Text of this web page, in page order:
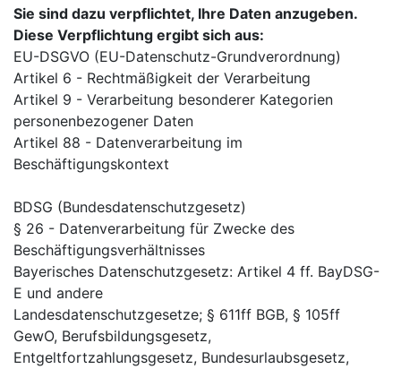
Sie sind dazu verpflichtet, Ihre Daten anzugeben.
Diese Verpflichtung ergibt sich aus:
EU-DSGVO (EU-Datenschutz-Grundverordnung)
Artikel 6 - Rechtmäßigkeit der Verarbeitung
Artikel 9 - Verarbeitung besonderer Kategorien
personenbezogener Daten
Artikel 88 - Datenverarbeitung im
Beschäftigungskontext
BDSG (Bundesdatenschutzgesetz)
§ 26 - Datenverarbeitung für Zwecke des
Beschäftigungsverhältnisses
Bayerisches Datenschutzgesetz: Artikel 4 ff. BayDSG-
E und andere
Landesdatenschutzgesetze; § 611ff BGB, § 105ff
GewO, Berufsbildungsgesetz,
Entgeltfortzahlungsgesetz, Bundesurlaubsgesetz,